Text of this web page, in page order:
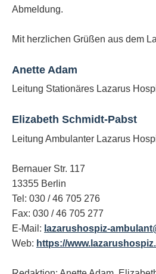
Abmeldung.
Mit herzlichen Grüßen aus dem
Anette Adam
Leitung Stationäres Lazarus
Elizabeth Schmidt-Pabst
Leitung Ambulanter Lazarus
Bernauer Str. 117
13355 Berlin
Tel: 030 / 46 705 276
Fax: 030 / 46 705 277
E-Mail: lazarushospiz-
Web: https://